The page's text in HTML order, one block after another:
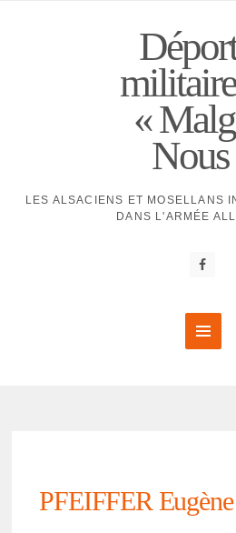
«
LES ALSACIENS ET MOSELLANS
DANS L'ARMÉE
PFEIFFER Eugène